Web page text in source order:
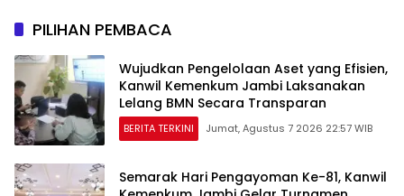
PILIHAN PEMBACA
Wujudkan Pengelolaan Aset yang Efisien,
Kanwil Kemenkum Jambi Laksanakan
Lelang BMN Secara Transparan
BERITA TERKINI Jumat, Agustus 7 2026 22:57 WIB
Semarak Hari Pengayoman Ke-81, Kanwil